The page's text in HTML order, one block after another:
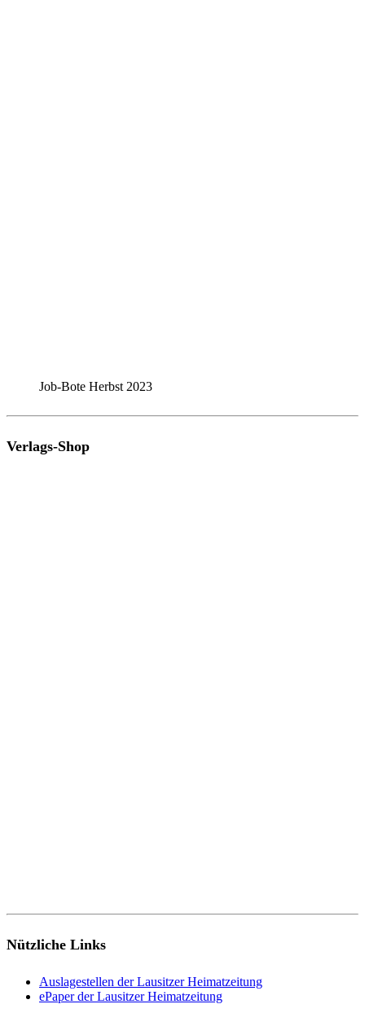
Job-Bote Herbst 2023
Verlags-Shop
Nützliche Links
Auslagestellen der Lausitzer Heimatzeitung
ePaper der Lausitzer Heimatzeitung